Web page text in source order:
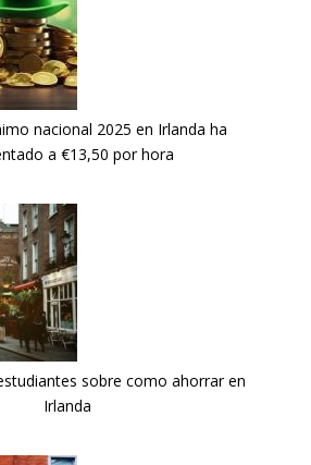
nacional 2025 en Irlanda ha
a €13,50 por hora
sobre como ahorrar en
Irlanda